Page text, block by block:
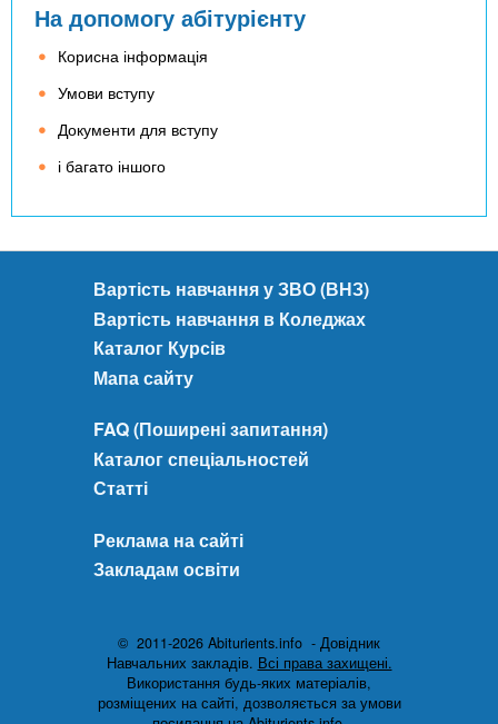
На допомогу абітурієнту
Корисна інформація
Умови вступу
Документи для вступу
і багато іншого
Вартість навчання у ЗВО (ВНЗ)
Вартість навчання в Коледжах
Каталог Курсів
Мапа сайту
FAQ (Поширені запитання)
Каталог спеціальностей
Статті
Реклама на сайті
Закладам освіти
© 2011-2026 Abiturients.info - Довідник
Навчальних закладів. Всі права захищені.
Використання будь-яких матеріалів,
розміщених на сайті, дозволяється за умови